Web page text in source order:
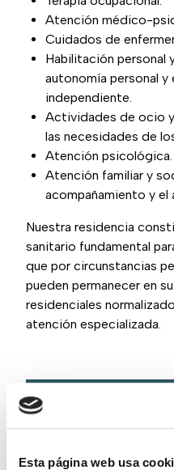
Esta página web usa
Atención médico-
Cuidados de
Habilitación personal
autonomía personal
independiente.
Actividades de ocio
las necesidades de
Atención psicológica.
Atención familiar y
acompañamiento y el
Nuestra residencia
sanitario fundamental
que por circunstancias
pueden permanecer en
residenciales
atención especializada.
acompañamos en su